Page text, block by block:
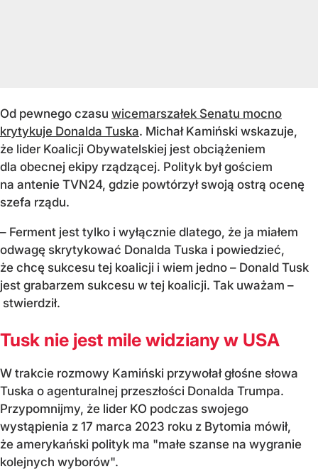
Od pewnego czasu wicemarszałek Senatu mocno
krytykuje Donalda Tuska. Michał Kamiński wskazuje,
że lider Koalicji Obywatelskiej jest obciążeniem
dla obecnej ekipy rządzącej. Polityk był gościem
na antenie TVN24, gdzie powtórzył swoją ostrą ocenę
szefa rządu.
– Ferment jest tylko i wyłącznie dlatego, że ja miałem
odwagę skrytykować Donalda Tuska i powiedzieć,
że chcę sukcesu tej koalicji i wiem jedno – Donald Tusk
jest grabarzem sukcesu w tej koalicji. Tak uważam –
stwierdził.
Tusk nie jest mile widziany w USA
W trakcie rozmowy Kamiński przywołał głośne słowa
Tuska o agenturalnej przeszłości Donalda Trumpa.
Przypomnijmy, że lider KO podczas swojego
wystąpienia z 17 marca 2023 roku z Bytomia mówił,
że amerykański polityk ma "małe szanse na wygranie
kolejnych wyborów".